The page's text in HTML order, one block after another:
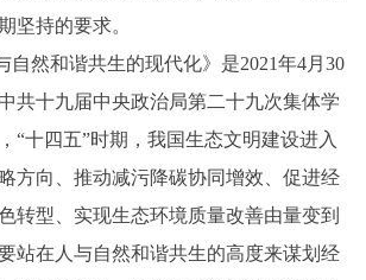
坚持的要求。
自然和谐共生的现代化》是2021年4月30
共十九届中央政治局第二十九次集体学
“十四五”时期，我国生态文明建设进入
方向、推动减污降碳协同增效、促进经
转型、实现生态环境质量改善由量变到
站在人与自然和谐共生的高度来谋划经